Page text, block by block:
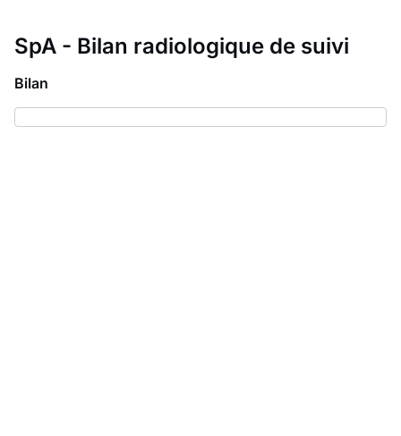
SpA - Bilan radiologique de suivi
Bilan